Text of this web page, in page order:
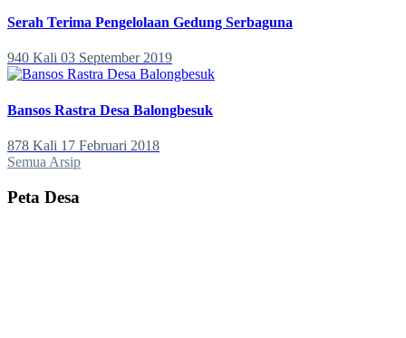
Serah Terima Pengelolaan Gedung Serbaguna
940 Kali 03 September 2019
Bansos Rastra Desa Balongbesuk
878 Kali 17 Februari 2018
Semua Arsip
Peta Desa